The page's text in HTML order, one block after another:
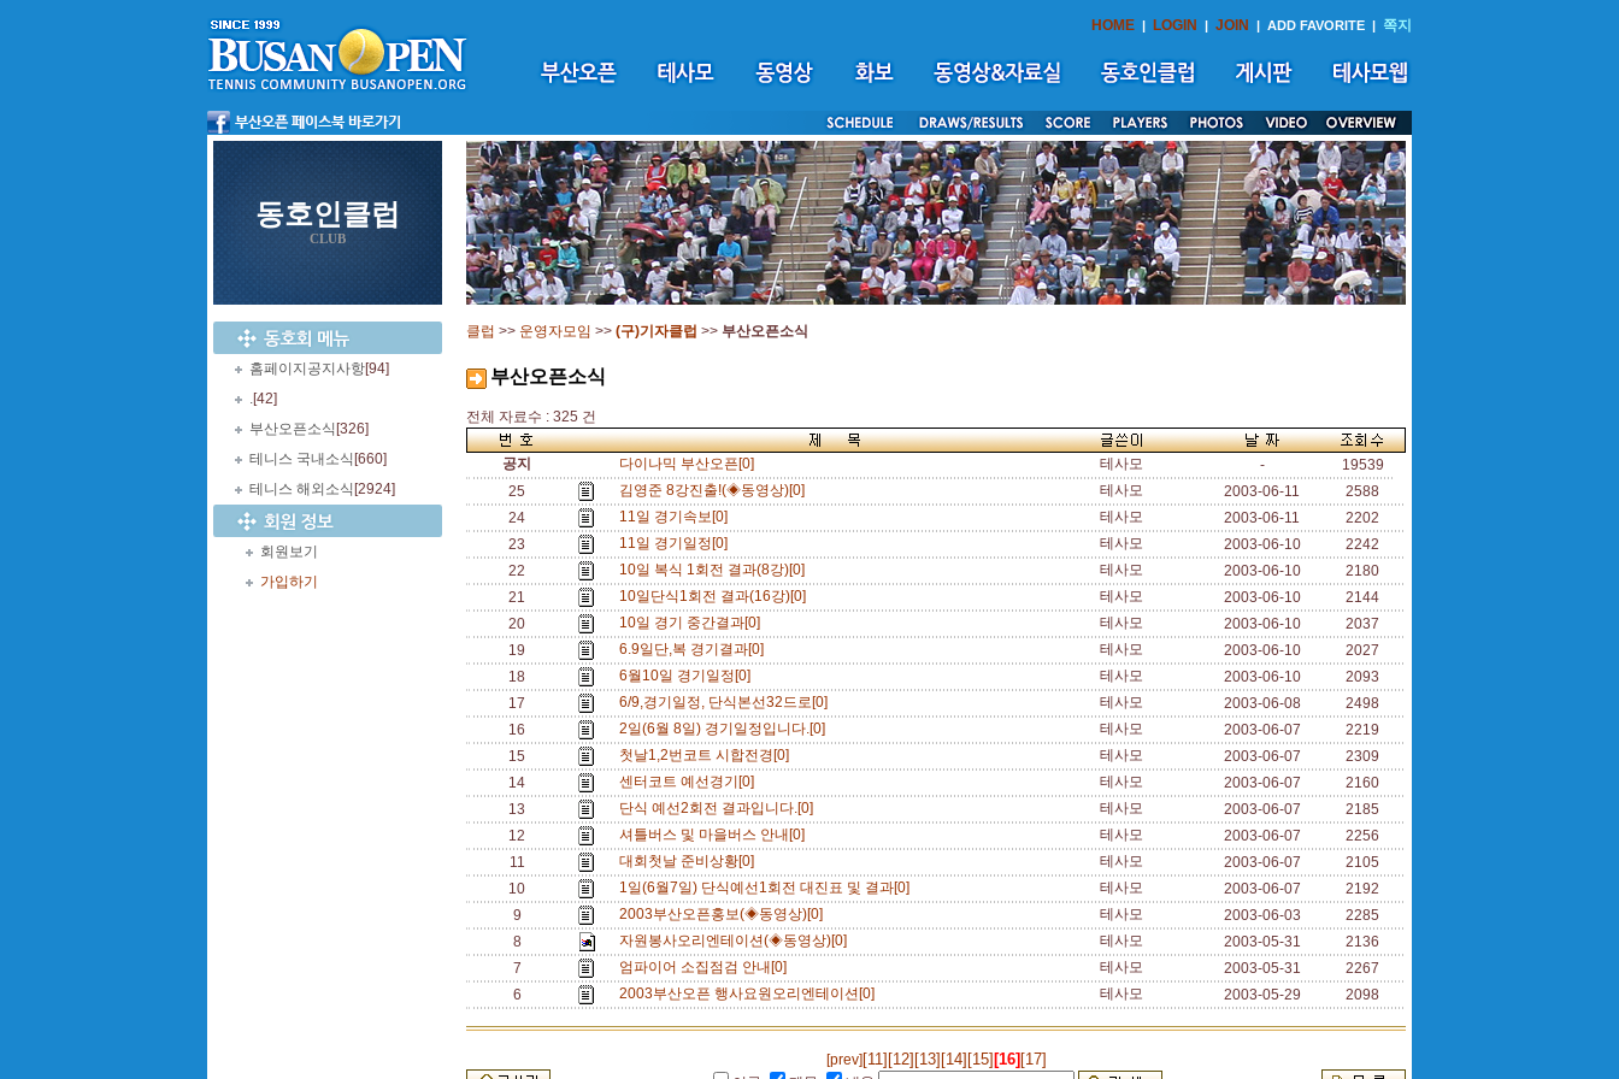
HOME | LOGIN | JOIN | ADD FAVORITE | 쪽지
동호인클럽
CLUB
홈페이지공지사항[94]
.[42]
부산오픈소식 [326]
테니스 국내소식 [660]
테니스 해외소식 [2924]
회원보기
가입하기
클럽 >> 운영자모임 >> (구)기자클럽 >> 부산오픈소식
부산오픈소식
전체 자료수 : 325 건
공지 다이나믹 부산오픈[0] 테사모 -
19539
25
김영준 8강진출!(◈동영상)[0] 테사모 2003-06-11
2588
24
11일 경기속보[0] 테사모 2003-06-11
2202
23
11일 경기일정[0] 테사모 2003-06-10
2242
22
10일 복식 1회전 결과(8강)[0] 테사모 2003-06-10
2180
21
10일단식1회전 결과(16강)[0] 테사모 2003-06-10
2144
20
10일 경기 중간결과[0] 테사모 2003-06-10
2037
19
6.9일단,복 경기결과[0] 테사모 2003-06-10
2027
18
6월10일 경기일정[0] 테사모 2003-06-10
2093
17
6/9,경기일정, 단식본선32드로[0] 테사모 2003-06-08
2498
16
2일(6월 8일) 경기일정입니다.[0] 테사모 2003-06-07
2219
15
첫날1,2번코트 시합전경[0] 테사모 2003-06-07
2309
14
센터코트 예선경기[0] 테사모 2003-06-07
2160
13
단식 예선2회전 결과입니다.[0] 테사모 2003-06-07
2185
12
셔틀버스 및 마을버스 안내[0] 테사모 2003-06-07
2256
11
대회첫날 준비상황[0] 테사모 2003-06-07
2105
10
1일(6월7일) 단식예선1회전 대진표 및 결과[0] 테사모 2003-06-07
2192
9
2003부산오픈홍보(◈동영상)[0] 테사모 2003-06-03
2285
8
자원봉사오리엔테이션(◈동영상)[0] 테사모 2003-05-31
2136
7
엄파이어 소집점검 안내[0] 테사모 2003-05-31
2267
6
2003부산오픈 행사요원오리엔테이션[0] 테사모 2003-05-29 2098
[prev][11] [12] [13] [14] [15] [16] [17]